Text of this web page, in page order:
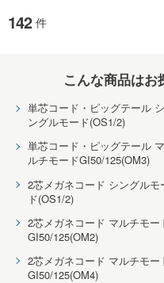
142 件
こんな商品はお
単芯コード・ピッグテール シ
ングルモード(OS1/2)
単芯コード・ピッグテール マ
ルチモードGI50/125(OM3)
2芯メガネコード シングルモ
ド(OS1/2)
2芯メガネコード マルチモー
GI50/125(OM2)
2芯メガネコード マルチモー
GI50/125(OM4)